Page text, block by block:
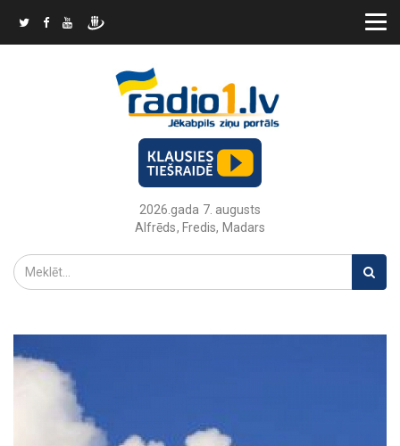
2026.gada 7. augusts
Alfrēds, Fredis, Madars